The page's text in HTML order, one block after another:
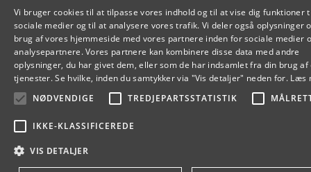
Vi bruger cookies til at tilpasse vores indhold og til at vise dig funktioner
sociale medier og til at analysere vores trafik. Vi deler også oplysninger
brug af vores hjemmeside med vores partnere inden for sociale medier
analysepartnere. Vores partnere kan kombinere disse data med andre
oplysninger, du har givet dem, eller som de har indsamlet fra din brug af
tjenester. Se hvilke, inden du samtykker via "Vis detaljer" neden for. Læs
NØDVENDIGE
TREDJEPARTSSTATISTIK
IKKE-KLASSIFICEREDE
VIS DETALJER